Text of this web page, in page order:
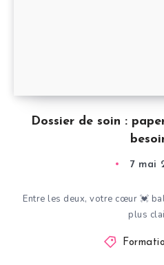
Dossier de soin :
7 mai
Entre les deux, votre cœur 💓
plus